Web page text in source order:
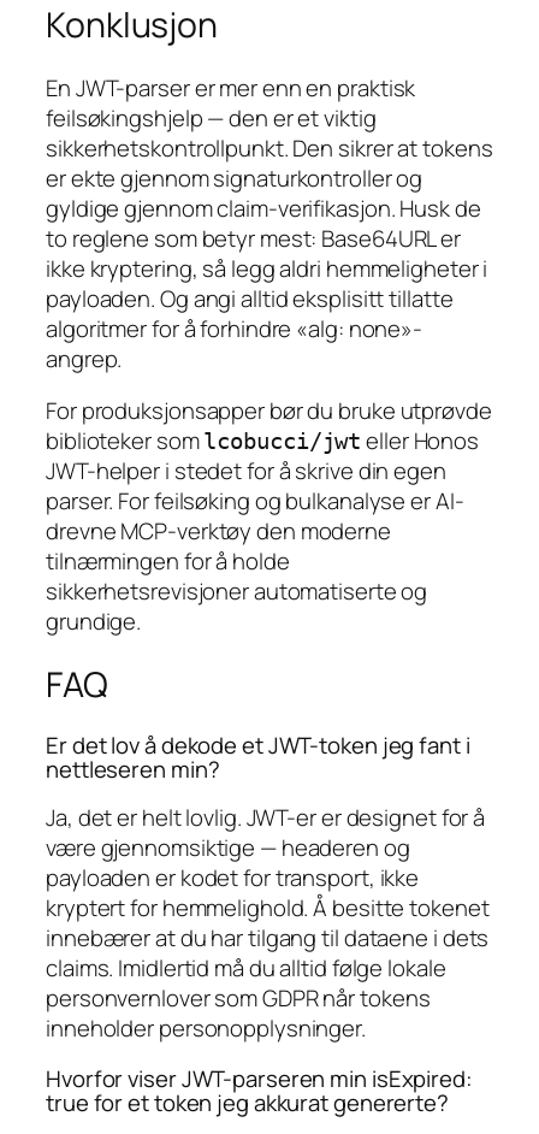
Konklusjon
En JWT-parser er mer enn en praktisk
feilsøkingshjelp — den er et viktig
sikkerhetskontrollpunkt. Den sikrer at tokens
er ekte gjennom signaturkontroller og
gyldige gjennom claim-verifikasjon. Husk de
to reglene som betyr mest: Base64URL er
ikke kryptering, så legg aldri hemmeligheter i
payloaden. Og angi alltid eksplisitt tillatte
algoritmer for å forhindre «alg: none»-
angrep.
For produksjonsapper bør du bruke utprøvde
biblioteker somlcobucci/jwt eller Honos
JWT-helper i stedet for å skrive din egen
parser. For feilsøking og bulkanalyse er AI-
drevne MCP-verktøy den moderne
tilnærmingen for å holde
sikkerhetsrevisjoner automatiserte og
grundige.
FAQ
Er det lov å dekode et JWT-token jeg fant i
nettleseren min?
Ja, det er helt lovlig. JWT-er er designet for å
være gjennomsiktige — headeren og
payloaden er kodet for transport, ikke
kryptert for hemmelighold. Å besitte tokenet
innebærer at du har tilgang til dataene i dets
claims. Imidlertid må du alltid følge lokale
personvernlover som GDPR når tokens
inneholder personopplysninger.
Hvorfor viser JWT-parseren min isExpired:
true for et token jeg akkurat genererte?